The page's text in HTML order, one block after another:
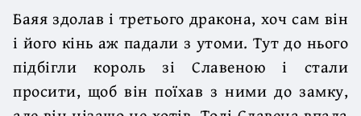
Баяя здолав і третього дракона, хоч сам він
і його кінь аж падали з утоми. Тут до нього
підбігли король зі Славеною і стали
просити, щоб він поїхав з ними до замку,